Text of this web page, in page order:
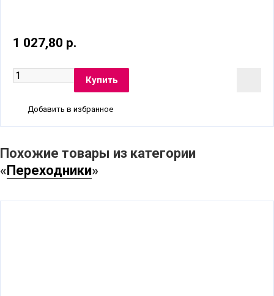
1 027,80 р.
Добавить в избранное
Похожие товары из категории
«Переходники»